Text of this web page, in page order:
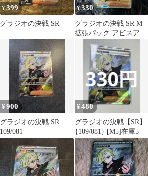
¥399
グラジオの決戦 SR
¥330
グラジオの決戦 SR M
拡張パック アビスアイ
キラ 109/081
¥900
グラジオの決戦 SR
109/081
¥480
グラジオの決戦【SR】
{109/081} [M5]在庫5